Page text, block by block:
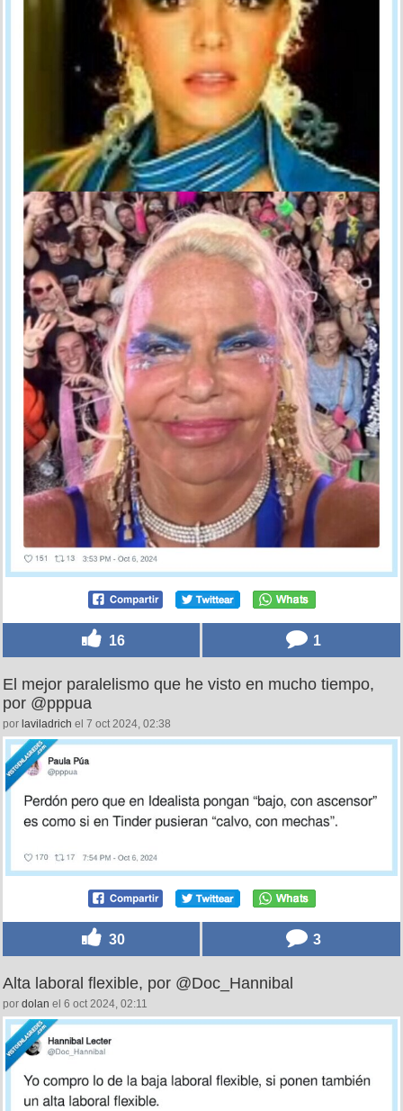
16 1
El mejor paralelismo que he visto en mucho tiempo,
por @pppua
por laviladrich el 7 oct 2024, 02:38
30 3
Alta laboral flexible, por @Doc_Hannibal
por dolan el 6 oct 2024, 02:11